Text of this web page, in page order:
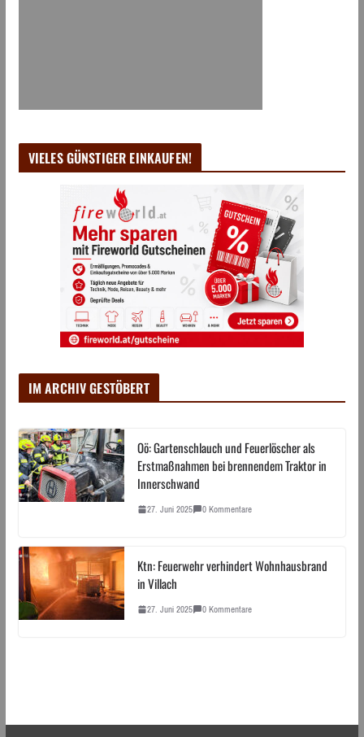
VIELES GÜNSTIGER EINKAUFEN!
IM ARCHIV GESTÖBERT
Oö: Gartenschlauch und Feuerlöscher als
Erstmaßnahmen bei brennendem Traktor in
Innerschwand
27. Juni 2025 0 Kommentare
Ktn: Feuerwehr verhindert Wohnhausbrand
in Villach
27. Juni 2025 0 Kommentare